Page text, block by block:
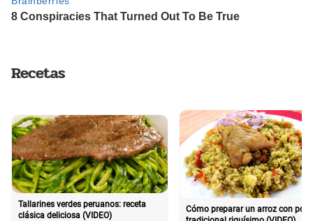
Recetas
Tallarines verdes peruanos: receta
clásica deliciosa (VIDEO)
Cómo preparar un arroz con pollo